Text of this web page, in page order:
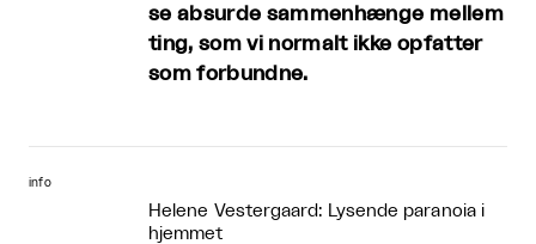
se absurde sammenhænge mellem
ting, som vi normalt ikke opfatter
som forbundne.
info
Helene Vestergaard: Lysende paranoia i
hjemmet